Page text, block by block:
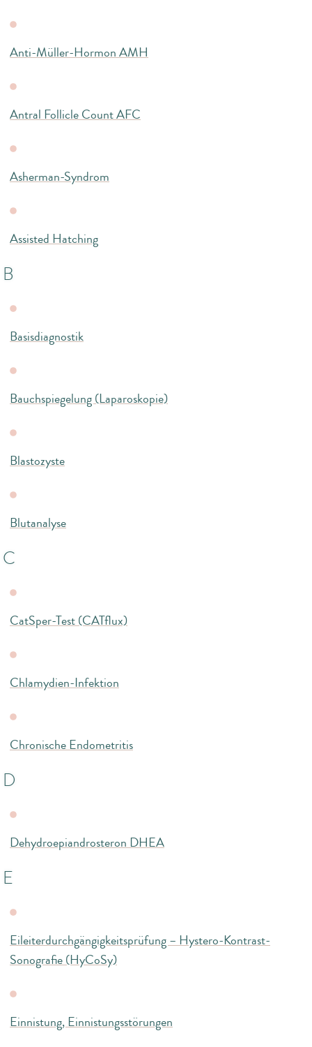
Anti-Müller-Hormon AMH
Antral Follicle Count AFC
Asherman-Syndrom
Assisted Hatching
B
Basisdiagnostik
Bauchspiegelung (Laparoskopie)
Blastozyste
Blutanalyse
C
CatSper-Test (CATflux)
Chlamydien-Infektion
Chronische Endometritis
D
Dehydroepiandrosteron DHEA
E
Eileiterdurchgängigkeitsprüfung – Hystero-Kontrast-
Sonografie (HyCoSy)
Einnistung, Einnistungsstörungen